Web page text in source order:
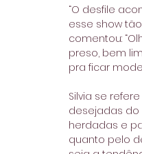
“O desfile
esse show
comentou:
preso, bem
pra ficar
Silvia se
desejadas do
herdadas e
quanto pelo